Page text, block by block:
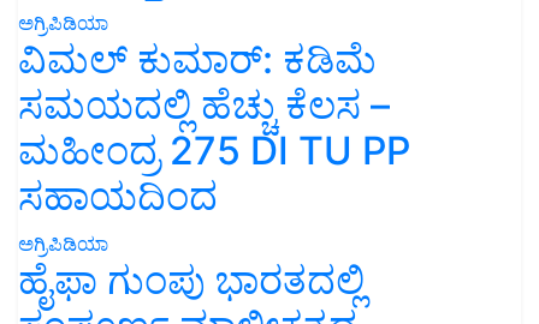
ಅಗ್ರಿಪಿಡಿಯಾ
ವಿಮಲ್ ಕುಮಾರ್: ಕಡಿಮೆ
ಸಮಯದಲ್ಲಿ ಹೆಚ್ಚು ಕೆಲಸ –
ಮಹೀಂದ್ರ 275 DI TU PP
ಸಹಾಯದಿಂದ
ಅಗ್ರಿಪಿಡಿಯಾ
ಹೈಫಾ ಗುಂಪು ಭಾರತದಲ್ಲಿ